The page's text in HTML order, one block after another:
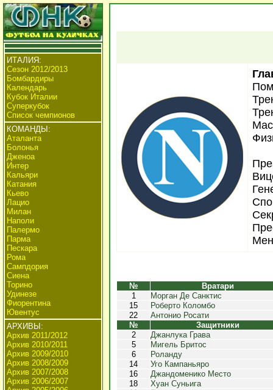
ИТАЛИЯ:
Сезон 2012/2013
Бомбардиры
Календарь
Кубок Италии
Суперкубок
Список чемпионов
КОМАНДЫ:
Аталанта
Болонья
Дженоа
Интер
Кальяри
Катания
Кьево
Лацио
Милан
Наполи
Палермо
Парма
Пескара
Рома
Сампдория
Сиена
Торино
Удинезе
Фиорентина
Ювентус
АРХИВЫ:
Архив 2011/2012
Архив 2010/2011
Архив 2009/2010
Архив 2008/2009
Архив 2007/2008
Архив 2006/2007
№
Вратари
1
Морган Де Санктис
15
Роберто Коломбо
22
Антонио Росати
№
Защитники
2
Джанлука Грава
5
Мигель Бритос
6
Роланду
14
Уго Кампаньяро
16
Джандоменико Место
18
Хуан Суньига